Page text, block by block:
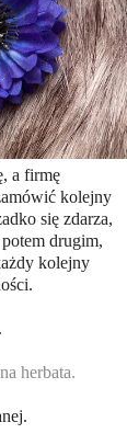
a firmę
kolejny
się zdarza,
drugim,
kolejny
.
herbata.